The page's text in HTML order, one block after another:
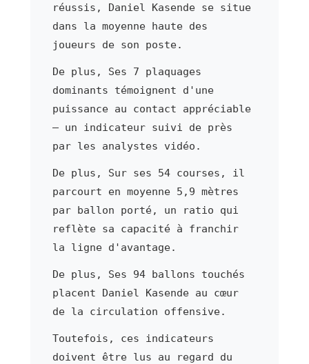
réussis, Daniel Kasende se situe
dans la moyenne haute des
joueurs de son poste.
De plus, Ses 7 plaquages
dominants témoignent d'une
puissance au contact appréciable
— un indicateur suivi de près
par les analystes vidéo.
De plus, Sur ses 54 courses, il
parcourt en moyenne 5,9 mètres
par ballon porté, un ratio qui
reflète sa capacité à franchir
la ligne d'avantage.
De plus, Ses 94 ballons touchés
placent Daniel Kasende au cœur
de la circulation offensive.
Toutefois, ces indicateurs
doivent être lus au regard du